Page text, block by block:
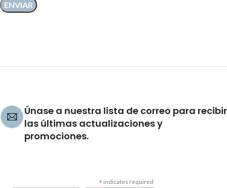
Únase a nuestra lista de correo para recibir
las últimas actualizaciones y
promociones.
* indicates required